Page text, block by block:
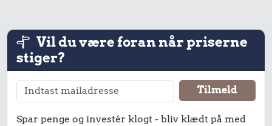
Vil du være foran når priserne
stiger?
Spar penge og investér klogt - bliv klædt på med